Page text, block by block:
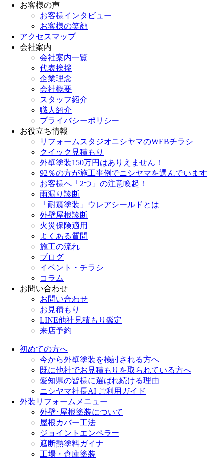
お客様の声
お客様インタビュー
お客様の笑顔
アクセスマップ
会社案内
会社案内一覧
代表挨拶
企業理念
会社概要
スタッフ紹介
職人紹介
プライバシーポリシー
お役立ち情報
リフォームスタジオニシヤマのWEBチラシ
クイック見積もり
外壁塗装150万円はありえません！
92％の方が施工事例でニシヤマを選んでいます
お客様へ「2つ」の注意喚起！
雨漏り診断
「耐震塗装」ウレアシールドとは
外壁屋根診断
火災保険適用
よくある質問
施工の流れ
ブログ
イベント・チラシ
コラム
お問い合わせ
お問い合わせ
お見積もり
LINE他社見積もり鑑定
来店予約
初めての方へ
今から外壁塗装を検討される方へ
既に他社でお見積もりを取られている方へ
愛知県の皆様に選ばれ続ける理由
ニシヤマ社長AI ご利用ガイド
外装リフォームメニュー
外壁･屋根塗装について
屋根カバー工法
ジョイントエンペラー
遮断熱塗料ガイナ
工場・倉庫塗装